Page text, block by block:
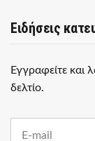
Ειδήσεις
Εγγραφείτε και
δελτίο.